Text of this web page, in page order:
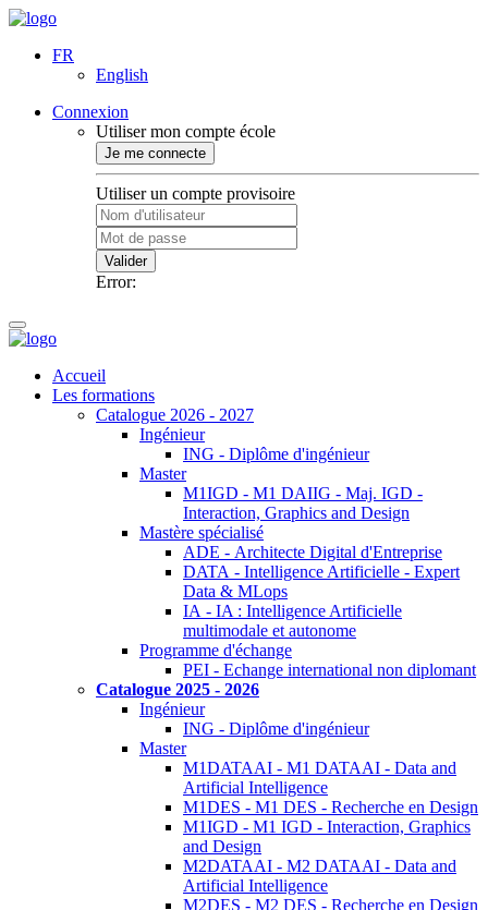
FR
English
Connexion
Utiliser mon compte école
Je me connecte
Utiliser un compte provisoire
Valider
Error:
Accueil
Les formations
Catalogue 2026 - 2027
Ingénieur
ING - Diplôme d'ingénieur
Master
M1IGD - M1 DAIIG - Maj. IGD -
Interaction, Graphics and Design
Mastère spécialisé
ADE - Architecte Digital d'Entreprise
DATA - Intelligence Artificielle - Expert
Data & MLops
IA - IA : Intelligence Artificielle
multimodale et autonome
Programme d'échange
PEI - Echange international non diplomant
Catalogue 2025 - 2026
Ingénieur
ING - Diplôme d'ingénieur
Master
M1DATAAI - M1 DATAAI - Data and
Artificial Intelligence
M1DES - M1 DES - Recherche en Design
M1IGD - M1 IGD - Interaction, Graphics
and Design
M2DATAAI - M2 DATAAI - Data and
Artificial Intelligence
M2DES - M2 DES - Recherche en Design